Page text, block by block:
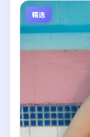
精选